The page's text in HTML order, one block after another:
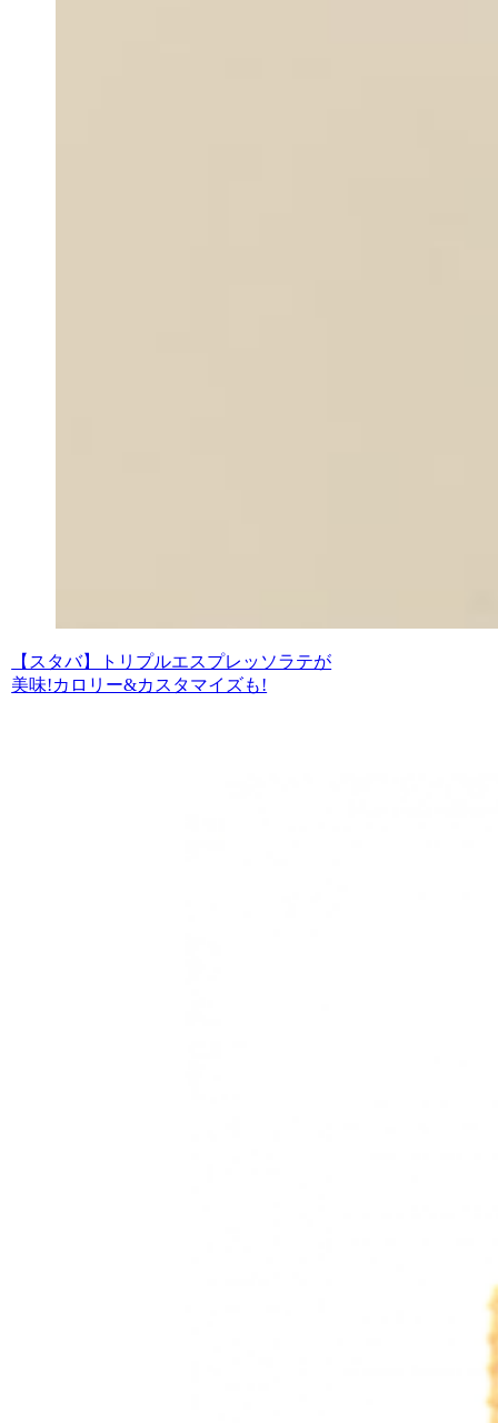
【スタバ】トリプルエスプレッソラテが
美味!カロリー&カスタマイズも!